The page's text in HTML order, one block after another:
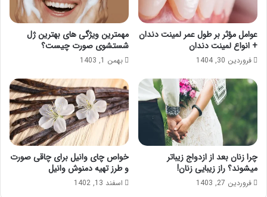
عوامل مؤثر بر طول عمر لمینت دندان
+ انواع لمینت دندان
فروردین 30, 1404
مهمترین ویژگی های بهترین ژل
شستشوی صورت چیست؟
بهمن 1, 1403
چرا زنان بعد از ازدواج زیباتر
میشوند؟ راز زیبایی زنان!
فروردین 27, 1403
خواص چای وانیل برای چاقی صورت
و طرز تهیه دمنوش وانیل
اسفند 13, 1402